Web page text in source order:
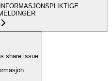
share issue